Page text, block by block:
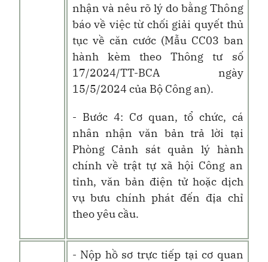
nhận và nêu rõ lý do bằng Thông
báo về việc từ chối giải quyết thủ
tục về căn cước (Mẫu CC03 ban
hành kèm theo Thông tư số
17/2024/TT-BCA ngày
15/5/2024 của Bộ Công an).
- Bước 4: Cơ quan, tổ chức, cá
nhân nhận văn bản trả lời tại
Phòng Cảnh sát quản lý hành
chính về trật tự xã hội Công an
tỉnh, văn bản điện tử hoặc dịch
vụ bưu chính phát đến địa chỉ
theo yêu cầu.
- Nộp hồ sơ trực tiếp tại cơ quan